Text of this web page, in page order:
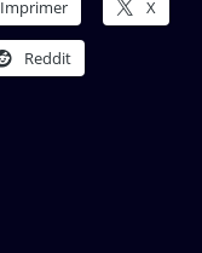
Imprimer X
Reddit